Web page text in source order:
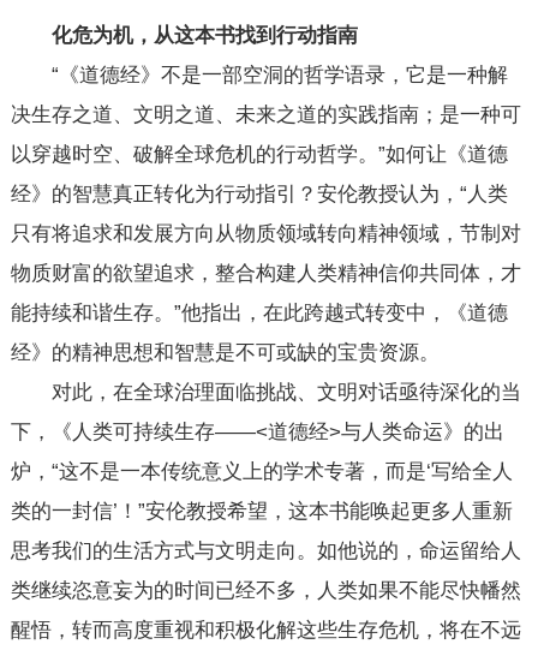
化危为机， 从这本书找到行动指南
“《道德经》不是一部空洞的哲学语录，它是一种解
决生存之道、文明之道、未来之道的实践指南；是一种可
以穿越时空、破解全球危机的行动哲学。”如何让《道德
经》的智慧真正转化为行动指引？安伦教授认为，“人类
只有将追求和发展方向从物质领域转向精神领域，节制对
物质财富的欲望追求，整合构建人类精神信仰共同体，才
能持续和谐生存。”他指出，在此跨越式转变中，《道德
经》的精神思想和智慧是不可或缺的宝贵资源。
对此，在全球治理面临挑战、文明对话亟待深化的当
下，《人类可持续生存——<道德经>与人类命运》的出
炉，“这不是一本传统意义上的学术专著，而是‘写给全人
类的一封信’！”安伦教授希望，这本书能唤起更多人重新
思考我们的生活方式与文明走向。如他说的，命运留给人
类继续恣意妄为的时间已经不多，人类如果不能尽快幡然
醒悟，转而高度重视和积极化解这些生存危机，将在不远